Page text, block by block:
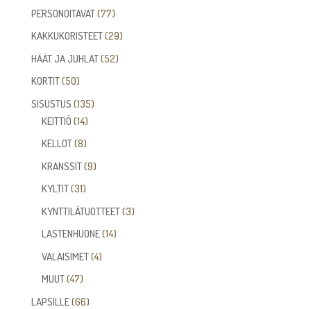
tuotetta
PERSONOITAVAT 7777
tuotetta
KAKKUKORISTEET 2929
HÄÄT JA JUHLAT 5252
KORTIT 5050
tuotetta
SISUSTUS 135135
KEITTIÖ 1414
tuotetta
KELLOT 88
tuotetta
KRANSSIT 99
KYLTIT 3131
tuotetta
KYNTTILÄTUOTTEET 33
LASTENHUONE 1414
VALAISIMET 44
MUUT 4747
tuotetta
LAPSILLE 6666